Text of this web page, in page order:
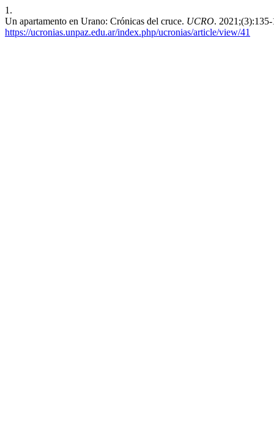
1.
Un apartamento en Urano: Crónicas del cruce. UCRO.
https://ucronias.unpaz.edu.ar/index.php/ucronias/article/view/41